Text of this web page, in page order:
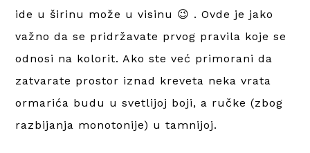
ide u širinu može u visinu 😉 . Ovde je jako
važno da se pridržavate prvog pravila koje se
odnosi na kolorit. Ako ste već primorani da
zatvarate prostor iznad kreveta neka vrata
ormarića budu u svetlijoj boji, a ručke (zbog
razbijanja monotonije) u tamnijoj.